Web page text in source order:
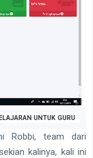
UNTUK GURU
Robbi, team dari
kalinya, kali ini